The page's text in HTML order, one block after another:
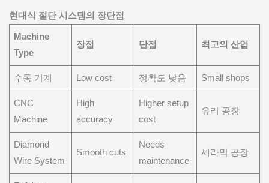
현대식 절단 시스템의 장단점
Machine
Type
장점 단점 최고의 산업
수동 기계 Low cost 정확도 낮음 Small shops
CNC
Machine
High
accuracy
Higher setup
cost
유리 공장
Diamond
Wire System
Smooth cuts
Needs
maintenance
세라믹 공장